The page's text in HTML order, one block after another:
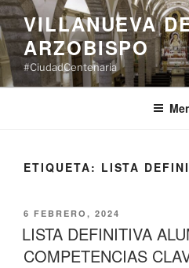
Saltar
al
contenido
VILLANUEVA
ARZOBISPO
#CiudadCentenaria
ETIQUETA: LISTA
PUBLICADO
EL
6 FEBRERO, 2024
LISTA DEFINITIVA
COMPETENCIAS